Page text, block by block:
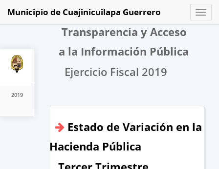
2019
Toggle
Municipio de Cuajinicuilapa Guerrero
Transparencia y Acceso
a la Información Pública
Ejercicio Fiscal 2019
Estado de Variación en la
Hacienda Pública